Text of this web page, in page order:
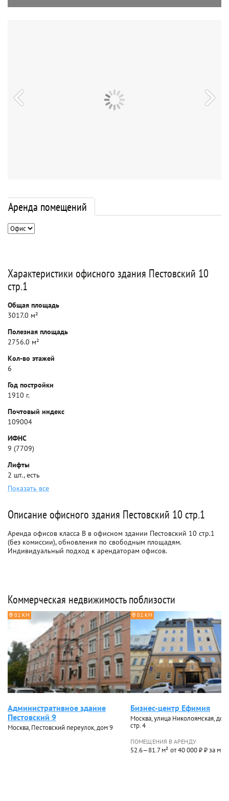
Аренда помещений
Характеристики офисного здания Пестовский 10
стр.1
Общая площадь
3017.0 м²
Полезная площадь
2756.0 м²
Кол-во этажей
6
Год постройки
1910 г.
Почтовый индекс
109004
ИФНС
9 (7709)
Лифты
2 шт., есть
Показать все
Описание офисного здания Пестовский 10 стр.1
Аренда офисов класса B в офисном здании Пестовский 10 стр.1
(без комиссии), обновления по свободным площадям.
Индивидуальный подход к арендаторам офисов.
Коммерческая недвижимость поблизости
0.1 КМ
Административное здание
Пестовский 9
Москва, Пестовский переулок, дом 9
0.1 КМ
Бизнес-центр Ефимия
Москва, улица Николоямская,
стр. 4
ПОМЕЩЕНИЯ В АРЕНДУ
52.6—81.7 м² от 40 000 ₽ ₽ за м²/